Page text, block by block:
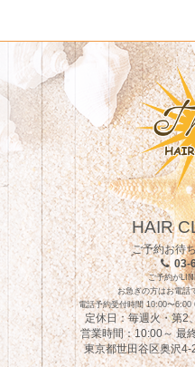
HAIR
ご予約お待
03-
ご予約が
お急ぎの方はお電話
電話予約受付時間 10:00〜6:00
定休日：毎週火・第2
営業時間：10:00～ 最
東京都世田谷区奥沢